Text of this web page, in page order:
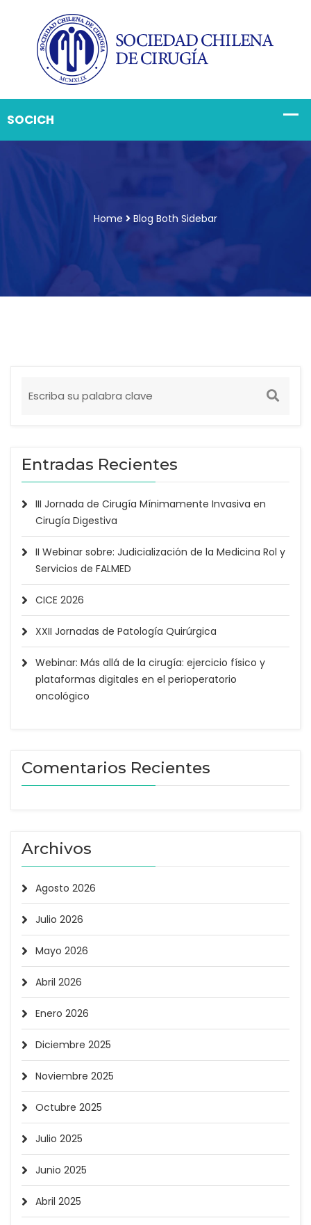
Home Blog Both Sidebar
Entradas Recientes
III Jornada de Cirugía Mínimamente Invasiva en
Cirugía Digestiva
II Webinar sobre: Judicialización de la Medicina Rol y
Servicios de FALMED
CICE 2026
XXII Jornadas de Patología Quirúrgica
Webinar: Más allá de la cirugía: ejercicio físico y
plataformas digitales en el perioperatorio
oncológico
Comentarios Recientes
Archivos
Agosto 2026
Julio 2026
Mayo 2026
Abril 2026
Enero 2026
Diciembre 2025
Noviembre 2025
Octubre 2025
Julio 2025
Junio 2025
Abril 2025